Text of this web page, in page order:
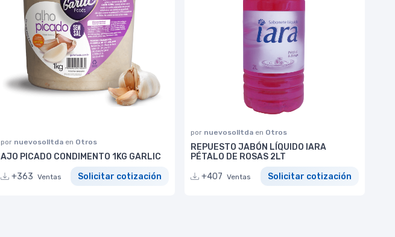
por nuevosolltda en Otros
AJO PICADO CONDIMENTO 1KG GARLIC
+363 Ventas Solicitar cotización
por nuevosolltda en Otros
REPUESTO JABÓN LÍQUIDO IARA
PÉTALO DE ROSAS 2LT
+407 Ventas Solicitar cotización